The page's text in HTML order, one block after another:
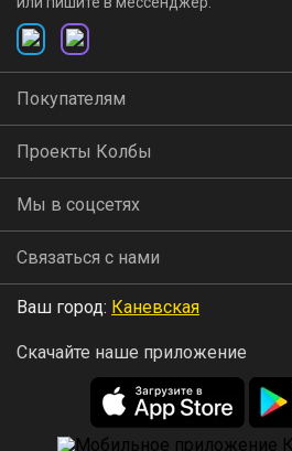
Покупателям
Проекты Колбы
Мы в соцсетях
Связаться с нами
Ваш город: Каневская
Скачайте наше приложение